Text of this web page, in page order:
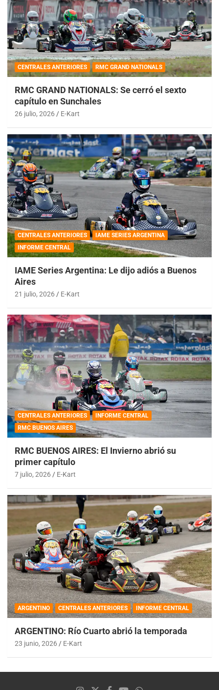
CENTRALES ANTERIORES RMC GRAND NATIONALS
RMC GRAND NATIONALS: Se cerró el sexto
capítulo en Sunchales
26 julio, 2026 E-Kart
CENTRALES ANTERIORES
IAME SERIES ARGENTINA
INFORME CENTRAL
IAME Series Argentina: Le dijo adiós a Buenos
Aires
21 julio, 2026 E-Kart
CENTRALES ANTERIORES
INFORME CENTRAL
RMC BUENOS AIRES
RMC BUENOS AIRES: El Invierno abrió su
primer capítulo
7 julio, 2026 E-Kart
ARGENTINO CENTRALES ANTERIORES INFORME CENTRAL
ARGENTINO: Río Cuarto abrió la temporada
23 junio, 2026 E-Kart